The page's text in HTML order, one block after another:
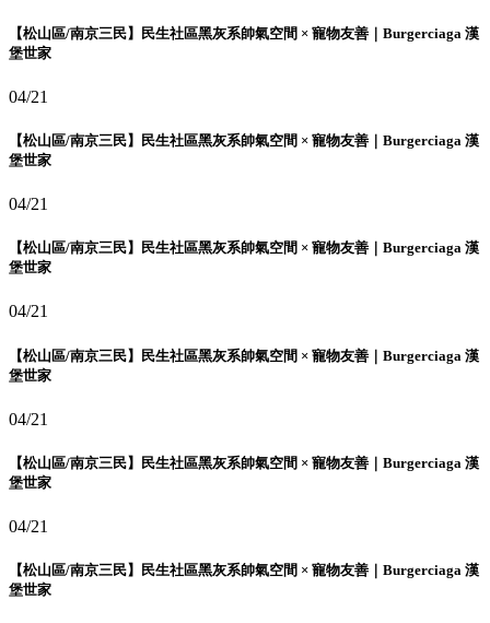
【松山區/南京三民】民生社區黑灰系帥氣空間 × 寵物友善｜Burgerciaga 漢
堡世家
04/21
【松山區/南京三民】民生社區黑灰系帥氣空間 × 寵物友善｜Burgerciaga 漢
堡世家
04/21
【松山區/南京三民】民生社區黑灰系帥氣空間 × 寵物友善｜Burgerciaga 漢
堡世家
04/21
【松山區/南京三民】民生社區黑灰系帥氣空間 × 寵物友善｜Burgerciaga 漢
堡世家
04/21
【松山區/南京三民】民生社區黑灰系帥氣空間 × 寵物友善｜Burgerciaga 漢
堡世家
04/21
【松山區/南京三民】民生社區黑灰系帥氣空間 × 寵物友善｜Burgerciaga 漢
堡世家